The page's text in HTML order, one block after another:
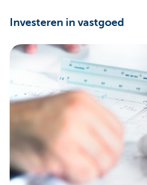
Investeren in vastgoed